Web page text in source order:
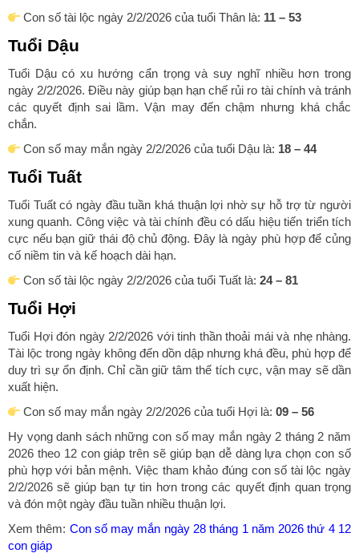
Con số tài lộc ngày 2/2/2026 của tuổi Thân là: 11 – 53
Tuổi Dậu
Tuổi Dậu có xu hướng cẩn trọng và suy nghĩ nhiều hơn trong
ngày 2/2/2026. Điều này giúp bạn hạn chế rủi ro tài chính và tránh
các quyết định sai lầm. Vận may đến chậm nhưng khá chắc
chắn.
Con số may mắn ngày 2/2/2026 của tuổi Dậu là: 18 – 44
Tuổi Tuất
Tuổi Tuất có ngày đầu tuần khá thuận lợi nhờ sự hỗ trợ từ người
xung quanh. Công việc và tài chính đều có dấu hiệu tiến triển tích
cực nếu bạn giữ thái độ chủ động. Đây là ngày phù hợp để củng
cố niềm tin và kế hoạch dài hạn.
Con số tài lộc ngày 2/2/2026 của tuổi Tuất là: 24 – 81
Tuổi Hợi
Tuổi Hợi đón ngày 2/2/2026 với tinh thần thoải mái và nhẹ nhàng.
Tài lộc trong ngày không đến dồn dập nhưng khá đều, phù hợp để
duy trì sự ổn định. Chỉ cần giữ tâm thế tích cực, vận may sẽ dần
xuất hiện.
Con số may mắn ngày 2/2/2026 của tuổi Hợi là: 09 – 56
Hy vọng danh sách những con số may mắn ngày 2 tháng 2 năm
2026 theo 12 con giáp trên sẽ giúp bạn dễ dàng lựa chọn con số
phù hợp với bản mệnh. Việc tham khảo đúng con số tài lộc ngày
2/2/2026 sẽ giúp bạn tự tin hơn trong các quyết định quan trọng
và đón một ngày đầu tuần nhiều thuận lợi.
Xem thêm: Con số may mắn ngày 28 tháng 1 năm 2026 thứ 4 12
con giáp